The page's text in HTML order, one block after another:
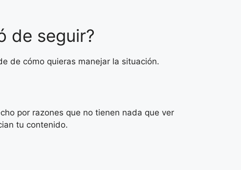
de seguir?
de cómo quieras manejar la situación.
por razones que no tienen nada que ver
tu contenido.